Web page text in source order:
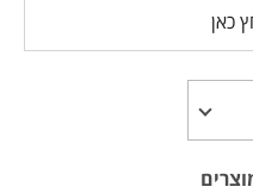
כאן